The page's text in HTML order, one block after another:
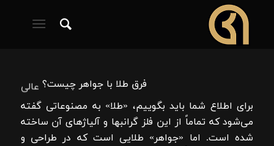
فرق طلا با جواهر چیست؟
برای اطلاع شما باید بگوییم، «طلا» به مصنوعاتی گفته
می‌شود که تماماً از این فلز گرانبها و آلیاژهای آن ساخته
شده است. اما «جواهر» طلایی است که در طراحی و